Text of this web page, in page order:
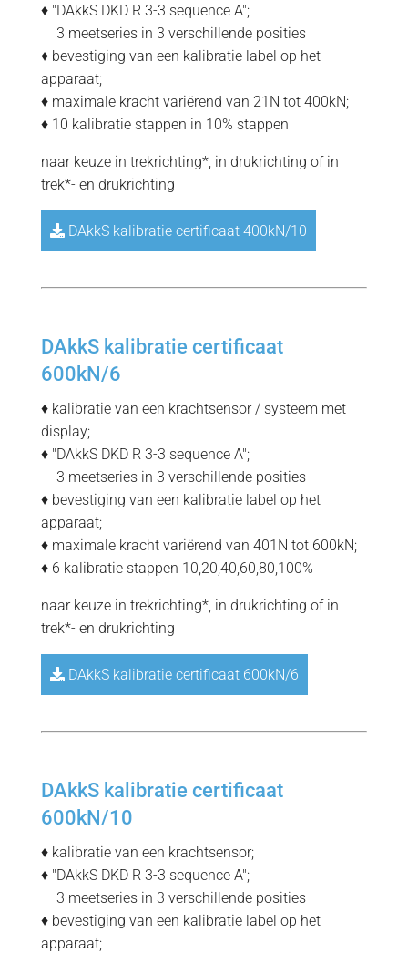
♦ "DAkkS DKD R 3-3 sequence A";
3 meetseries in 3 verschillende posities
♦ bevestiging van een kalibratie label op het
apparaat;
♦ maximale kracht variërend van 21N tot 400kN;
♦ 10 kalibratie stappen in 10% stappen
naar keuze in trekrichting*, in drukrichting of in
trek*- en drukrichting
DAkkS kalibratie certificaat 400kN/10
DAkkS kalibratie certificaat
600kN/6
♦ kalibratie van een krachtsensor / systeem met
display;
♦ "DAkkS DKD R 3-3 sequence A";
3 meetseries in 3 verschillende posities
♦ bevestiging van een kalibratie label op het
apparaat;
♦ maximale kracht variërend van 401N tot 600kN;
♦ 6 kalibratie stappen 10,20,40,60,80,100%
naar keuze in trekrichting*, in drukrichting of in
trek*- en drukrichting
DAkkS kalibratie certificaat 600kN/6
DAkkS kalibratie certificaat
600kN/10
♦ kalibratie van een krachtsensor;
♦ "DAkkS DKD R 3-3 sequence A";
3 meetseries in 3 verschillende posities
♦ bevestiging van een kalibratie label op het
apparaat;